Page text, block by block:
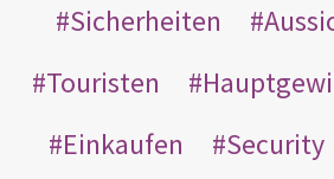
Sicherheiten
Touristen
Einkaufen
Security